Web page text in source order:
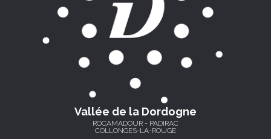
Vallée de la Dordogne
ROCAMADOUR - PADIRAC
COLLONGES-LA-ROUGE